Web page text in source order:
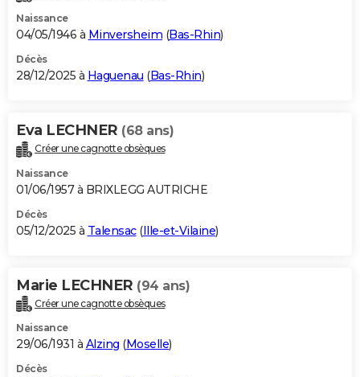
Naissance
04/05/1946 à Minversheim (Bas-Rhin)
Décès
28/12/2025 à Haguenau (Bas-Rhin)
Eva LECHNER (68 ans)
Créer une cagnotte obsèques
Naissance
01/06/1957 à BRIXLEGG AUTRICHE
Décès
05/12/2025 à Talensac(Ille-et-Vilaine)
Marie LECHNER (94 ans)
Créer une cagnotte obsèques
Naissance
29/06/1931 à Alzing (Moselle)
Décès